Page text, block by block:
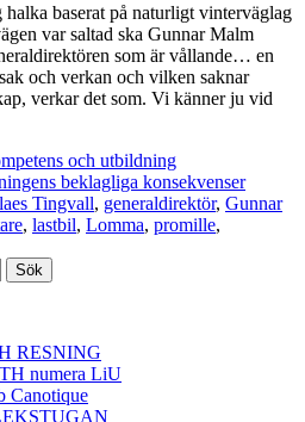
baserat på naturligt vinterväglag
var saltad ska Gunnar Malm
som är vållande… en
och verkan och vilken saknar
verkar det som. Vi känner ju vid
och utbildning
beklagliga konsekvenser
Tingvall, generaldirektör, Gunnar
, lastbil, Lomma, promille,
RESNING
numera LiU
Canotique